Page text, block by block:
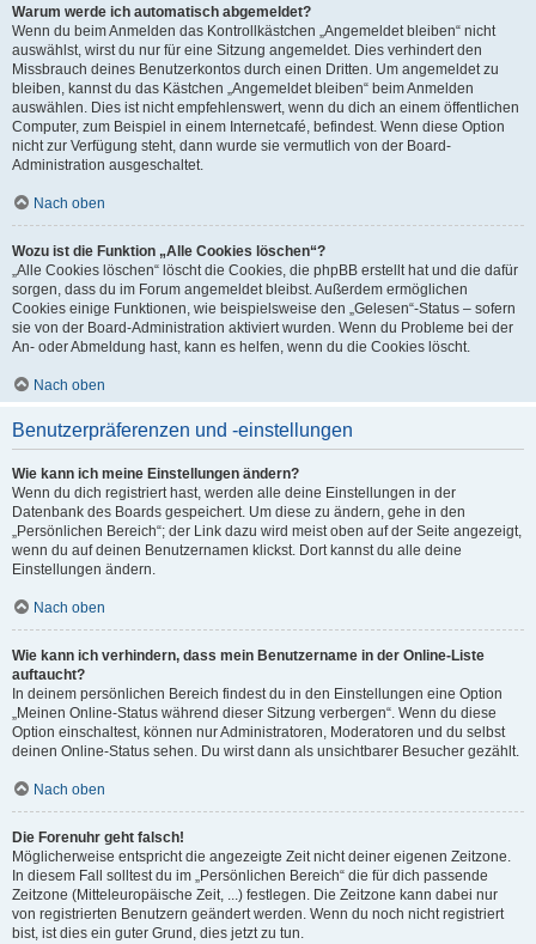
Warum werde ich automatisch abgemeldet?
Wenn du beim Anmelden das Kontrollkästchen „Angemeldet bleiben“ nicht
auswählst, wirst du nur für eine Sitzung angemeldet. Dies verhindert den
Missbrauch deines Benutzerkontos durch einen Dritten. Um angemeldet zu
bleiben, kannst du das Kästchen „Angemeldet bleiben“ beim Anmelden
auswählen. Dies ist nicht empfehlenswert, wenn du dich an einem öffentlichen
Computer, zum Beispiel in einem Internetcafé, befindest. Wenn diese Option
nicht zur Verfügung steht, dann wurde sie vermutlich von der Board-
Administration ausgeschaltet.
Nach oben
Wozu ist die Funktion „Alle Cookies löschen“?
„Alle Cookies löschen“ löscht die Cookies, die phpBB erstellt hat und die dafür
sorgen, dass du im Forum angemeldet bleibst. Außerdem ermöglichen
Cookies einige Funktionen, wie beispielsweise den „Gelesen“-Status – sofern
sie von der Board-Administration aktiviert wurden. Wenn du Probleme bei der
An- oder Abmeldung hast, kann es helfen, wenn du die Cookies löscht.
Nach oben
Benutzerpräferenzen und -einstellungen
Wie kann ich meine Einstellungen ändern?
Wenn du dich registriert hast, werden alle deine Einstellungen in der
Datenbank des Boards gespeichert. Um diese zu ändern, gehe in den
„Persönlichen Bereich“; der Link dazu wird meist oben auf der Seite angezeigt,
wenn du auf deinen Benutzernamen klickst. Dort kannst du alle deine
Einstellungen ändern.
Nach oben
Wie kann ich verhindern, dass mein Benutzername in der Online-Liste
auftaucht?
In deinem persönlichen Bereich findest du in den Einstellungen eine Option
„Meinen Online-Status während dieser Sitzung verbergen“. Wenn du diese
Option einschaltest, können nur Administratoren, Moderatoren und du selbst
deinen Online-Status sehen. Du wirst dann als unsichtbarer Besucher gezählt.
Nach oben
Die Forenuhr geht falsch!
Möglicherweise entspricht die angezeigte Zeit nicht deiner eigenen Zeitzone.
In diesem Fall solltest du im „Persönlichen Bereich“ die für dich passende
Zeitzone (Mitteleuropäische Zeit, ...) festlegen. Die Zeitzone kann dabei nur
von registrierten Benutzern geändert werden. Wenn du noch nicht registriert
bist, ist dies ein guter Grund, dies jetzt zu tun.